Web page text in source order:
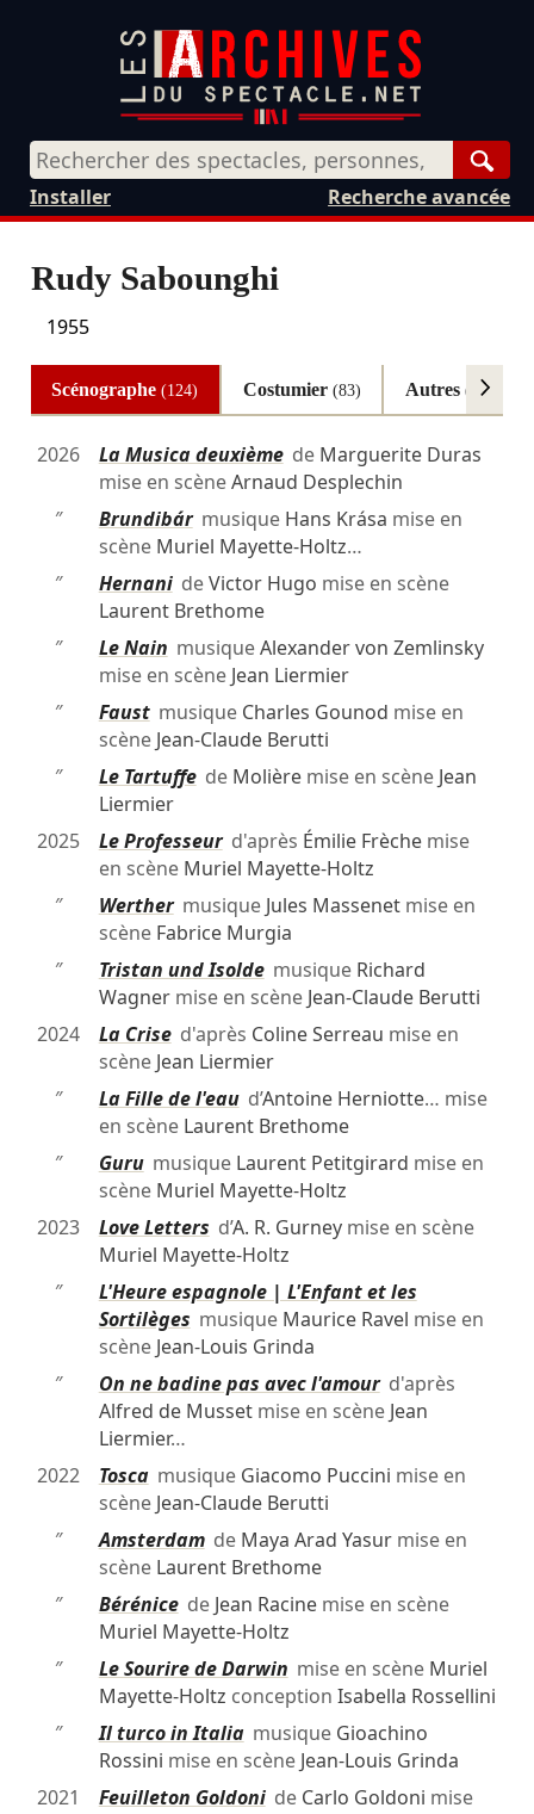
Recherche avancée
Installer
Rudy Sabounghi
1955
Scénographe(124) Costumier (83) Autres(3)
2026 La Musica deuxièmede Marguerite Duras
mise en scèneArnaud Desplechin
″
Brundibármusique Hans Krása mise en
scène Muriel Mayette-Holtz…
″
HernanideVictor Hugo mise en scène
Laurent Brethome
″
Le Nain musiqueAlexander von Zemlinsky
mise en scène Jean Liermier
″
Faustmusique Charles Gounod mise en
scène Jean-Claude Berutti
″
Le Tartuffede Molièremise en scène Jean
Liermier
2025
Le Professeurd'après Émilie Frèchemise
en scène Muriel Mayette-Holtz
″
Werthermusique Jules Massenetmise en
scène Fabrice Murgia
″
Tristan und Isoldemusique Richard
Wagnermise en scène Jean-Claude Berutti
2024
La Crised'après Coline Serreau mise en
scène Jean Liermier
″
La Fille de l'eaud’Antoine Herniotte… mise
en scène Laurent Brethome
″
Gurumusique Laurent Petitgirard mise en
scène Muriel Mayette-Holtz
2023
Love Letters d’A. R. Gurneymise en scène
Muriel Mayette-Holtz
″
L'Heure espagnole | L'Enfant et les
Sortilèges musique Maurice Ravel mise en
scène Jean-Louis Grinda
″
On ne badine pas avec l'amourd'après
Alfred de Mussetmise en scène Jean
Liermier…
2022
Toscamusique Giacomo Puccini mise en
scène Jean-Claude Berutti
″
Amsterdamde Maya Arad Yasurmise en
scène Laurent Brethome
″
Bérénicede Jean Racinemise en scène
Muriel Mayette-Holtz
″
Le Sourire de Darwin mise en scène Muriel
Mayette-Holtz conception Isabella Rossellini
″
Il turco in Italiamusique Gioachino
Rossini mise en scène Jean-Louis Grinda
2021
Feuilleton Goldonide Carlo Goldoni mise